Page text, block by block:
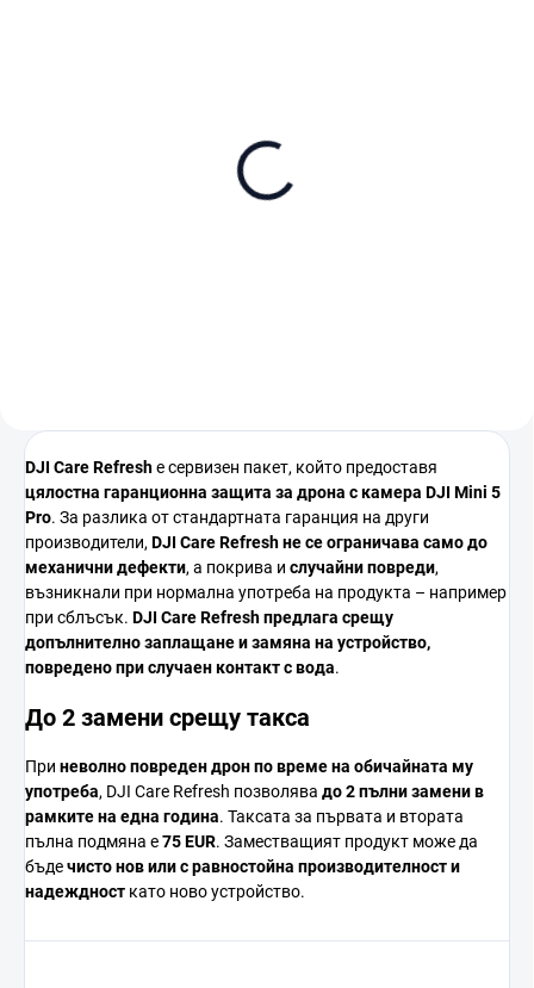
DJI CareRefreshесервизен пакет, който предоставя
цялостна гаранционна защита за дрона скамера DJI Mini 5
Pro. За разлика отстандартната гаранция на други
производители, DJI CareRefreshнесеограничава самодо
механичнидефекти, а покрива и случайниповреди,
възникнали при нормална употреба на продукта – например
при сблъсък. DJI CareRefreshпредлага срещу
допълнителнозаплащанеизамяна на устройство,
повреденоприслучаенконтактсвода.
До 2 замени срещу такса
При неволноповредендронповремена обичайната му
употреба, DJI Care Refresh позволява до 2пълнизаменив
рамкитена една година. Таксата за първата и втората
пълна подмяна е75EUR. Заместващият продукт може да
бъдечистоновилисравностойна производителности
надеждност като новоустройство.